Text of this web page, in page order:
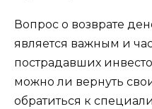
Вопрос о возврате
является важным и
пострадавших
можно ли вернуть
обратиться к